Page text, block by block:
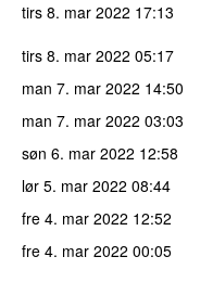
tirs 8. mar 2022 17:13
tirs 8. mar 2022 05:17
man 7. mar 2022 14:50
man 7. mar 2022 03:03
søn 6. mar 2022 12:58
lør 5. mar 2022 08:44
fre 4. mar 2022 12:52
fre 4. mar 2022 00:05